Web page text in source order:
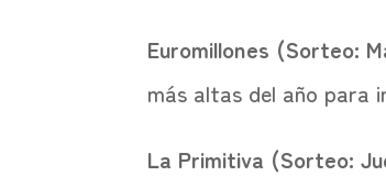
Euromillones (Sorteo:
más altas del año para
La Primitiva (Sorteo: